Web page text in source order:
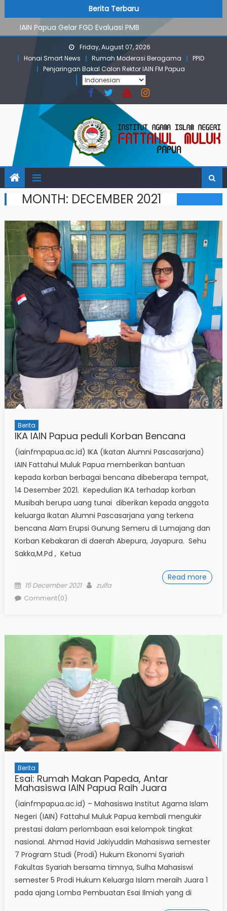
to
content
Berita Terbaru
IAIN Papua Gelar FGD Evaluasi PMB
KKN IAIN Papua: Kelompok Skow Sae Kolaborasi dengan
KKN UGM dan Uncen
Para Mahasiswa PGMI IAIN Papua Tembus Jurnal
Terindeks Google Scholar
Pembekalan KKN: Bangun Komunikasi Aktif dengan
Masyarakat
PMB Jalur Mandiri: Peserta Ujian Dari Lanny Jaya Hingga
Maluku
Friday, August 07, 2026
Honai Smart News
Rumah Moderasi Beragama
PPID
Penjaringan Bakal Calon Rektor IAIN FM Papua
MONTH: DECEMBER 2021
Berita
IKA IAIN Papua peduli Korban Bencana
(iainfmpapua.ac.id) IKA (Ikatan Alumni Pascasarjana)
IAIN Fattahul Muluk Papua memberikan bantuan
kepada korban berbagai bencana dibeberapa tempat,
14 Desember 2021. Kepedulian IKA terhadap korban
Musibah berupa uang tunai diberikan kepada anggota
keluarga Ikatan Alumni Pascasarjana yang terkena
bencana Alam Erupsi Gunung Semeru di Lumajang dan
Korban Kebakaran di daerah Abepura, Jayapura. Sehu
Sakka,M.Pd , Ketua
Read more
Posted
on
15 December 2021 Author
zulfa
Comment(0)
Berita
Esai: Rumah Makan Papeda, Antar
Mahasiswa IAIN Papua Raih Juara
(iainfmpapua.ac.id) – Mahasiswa Institut Agama Islam
Negeri (IAIN) Fattahul Muluk Papua kembali mengukir
prestasi dalam perlombaan esai kelompok tingkat
nasional. Ahmad Havid Jakiyuddin Mahasiswa semester
7 Program Studi (Prodi) Hukum Ekonomi Syariah
Fakultas Syariah bersama timnya, Sulha Mahasiswi
semester 5 Prodi Hukum Keluarga Islam meraih Juara 1
pada ajang Lomba Pembuatan Esai Ilmiah yang di